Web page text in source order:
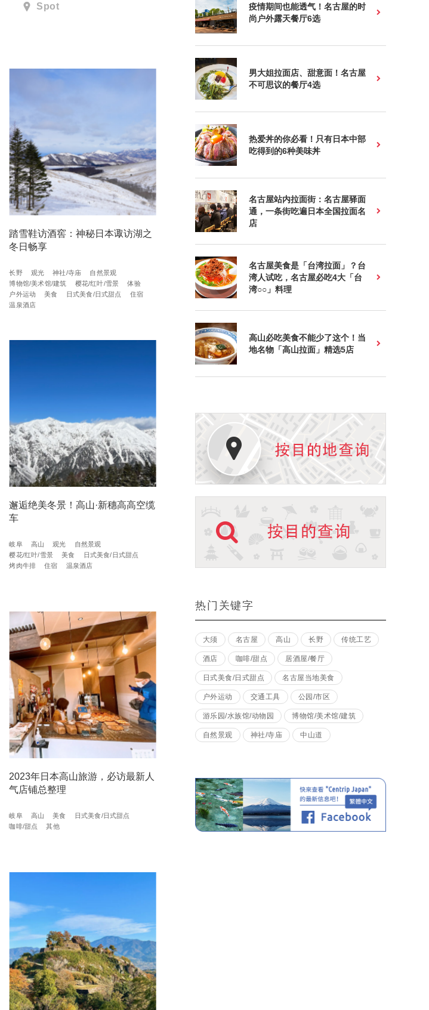
Spot
踏雪鞋访酒窖：神秘日本诹访湖之
冬日畅享
长野 观光 神社/寺庙
自然景观
博物馆/美术馆/建筑
樱花/红叶/雪景
体验
户外运动
美食 日式美食/日式甜点
住宿
温泉酒店
邂逅绝美冬景！高山·新穗高高空缆
车
岐阜 高山 观光
自然景观
樱花/红叶/雪景
美食
日式美食/日式甜点
烤肉牛排
住宿 温泉酒店
2023年日本高山旅游，必访最新人
气店铺总整理
岐阜 高山 美食
日式美食/日式甜点
咖啡/甜点
其他
疫情期间也能透气！名古屋的时
尚户外露天餐厅6选
男大姐拉面店、甜意面！名古屋
不可思议的餐厅4选
热爱丼的你必看！只有日本中部
吃得到的6种美味丼
名古屋站内拉面街：名古屋驿面
通，一条街吃遍日本全国拉面名
店
名古屋美食是「台湾拉面」？台
湾人试吃，名古屋必吃4大「台
湾○○」料理
高山必吃美食不能少了这个！当
地名物「高山拉面」精选5店
热门关键字
大须 名古屋 高山 长野 传统工艺
酒店 咖啡/甜点 居酒屋/餐厅
日式美食/日式甜点 名古屋当地美食
户外运动 交通工具 公园/市区
游乐园/水族馆/动物园 博物馆/美术馆/建筑
自然景观 神社/寺庙 中山道